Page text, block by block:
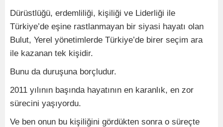
Dürüstlüğü, erdemliliği, kişiliği ve Liderliği ile
Türkiye’de eşine rastlanmayan bir siyasi hayatı olan
Bulut, Yerel yönetimlerde Türkiye’de birer seçim ara
ile kazanan tek kişidir.
Bunu da duruşuna borçludur.
2011 yılının başında hayatının en karanlık, en zor
sürecini yaşıyordu.
Ve ben onun bu kişiliğini gördükten sonra o süreçte